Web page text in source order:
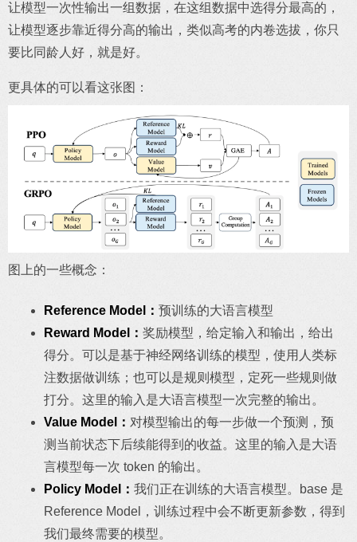
让模型一次性输出一组数据，在这组数据中选得分最高的，
让模型逐步靠近得分高的输出，类似高考的内卷选拔，你只
要比同龄人好，就是好。
更具体的可以看这张图：
图上的一些概念：
Reference Model： 预训练的大语言模型
Reward Model： 奖励模型，给定输入和输出，给出
得分。可以是基于神经网络训练的模型，使用人类标
注数据做训练；也可以是规则模型，定死一些规则做
打分。这里的输入是大语言模型一次完整的输出。
Value Model： 对模型输出的每一步做一个预测，预
测当前状态下后续能得到的收益。这里的输入是大语
言模型每一次 token 的输出。
Policy Model： 我们正在训练的大语言模型。base 是
Reference Model，训练过程中会不断更新参数，得到
我们最终需要的模型。